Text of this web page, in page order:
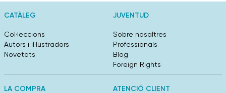
CATÀLEG
Col·leccions
Autors i il·lustradors
Novetats
JUVENTUD
Sobre nosaltres
Professionals
Blog
Foreign Rights
LA COMPRA ATENCIÓ CLIENT